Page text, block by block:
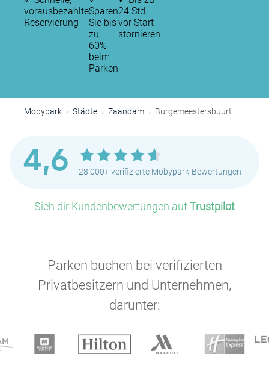
vorausbezahlte
Reservierung
Sparen
Sie bis
zu
60%
beim
Parken
24 Std.
vor Start
stornieren
Mobypark Städte Zaandam Burgemeestersbuurt
4,6 28.000+ verifizierte Mobypark-Bewertungen
Sieh dir Kundenbewertungen aufTrustpilot
Parken buchen bei verifizierten
Privatbesitzern und Unternehmen,
darunter: